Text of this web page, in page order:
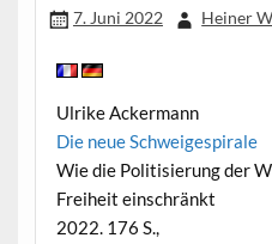
7. Juni 2022 Heiner
Ulrike Ackermann
Die neue Schweigespirale
Wie die Politisierung der
Freiheit einschränkt
2022. 176 S.,